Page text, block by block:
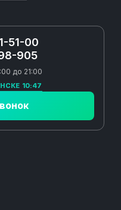
51-00
905
до 21:00
10:47